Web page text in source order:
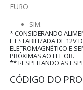
FURO
SIM.
* CONSIDERANDO
E ESTABILIZADA DE 12V
ELETROMAGNÉTICO E
PRÓXIMAS AO LEITOR.
** RESPEITANDO AS
CÓDIGO DO